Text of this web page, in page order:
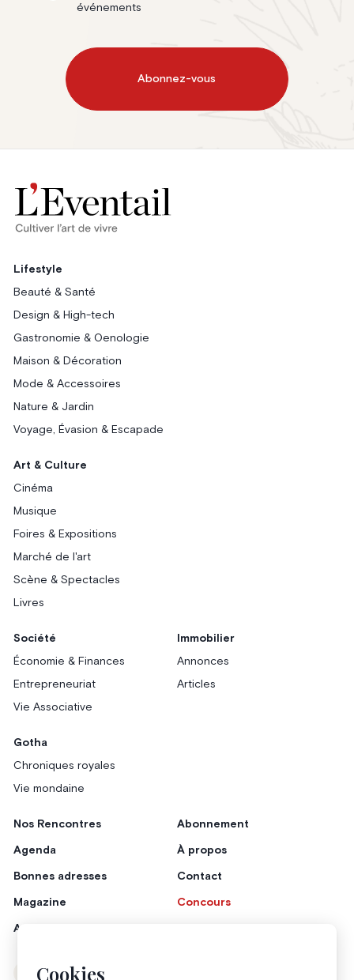
Cookies
événements
Abonnez-vous
Lifestyle
Beauté & Santé
Design & High-tech
Gastronomie & Oenologie
Maison & Décoration
Mode & Accessoires
Nature & Jardin
Voyage, Évasion & Escapade
Art & Culture
Cinéma
Musique
Foires & Expositions
Marché de l'art
Scène & Spectacles
Livres
Société
Économie & Finances
Entrepreneuriat
Vie Associative
Immobilier
Annonces
Articles
Gotha
Chroniques royales
Vie mondaine
Nos Rencontres
Agenda
Bonnes adresses
Magazine
Annonceurs
Abonnement
À propos
Contact
Concours
Instagram